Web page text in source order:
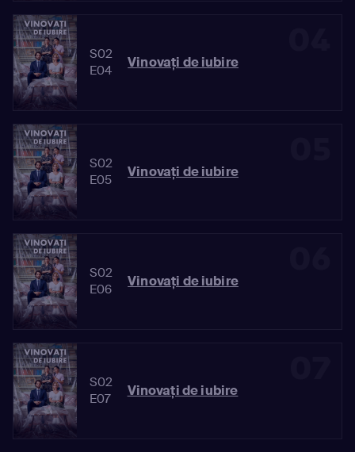
S02
E04
Vinovaţi de iubire
S02
E05
Vinovaţi de iubire
S02
E06
Vinovaţi de iubire
S02
E07
Vinovaţi de iubire